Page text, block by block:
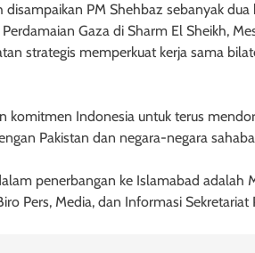
PM Shehbaz sebanyak dua
Gaza di Sharm El Sheikh,
strategis memperkuat kerja sama
komitmen Indonesia untuk terus
Pakistan dan negara-negara
penerbangan ke Islamabad adalah
Pers, Media, dan Informasi Sekretariat